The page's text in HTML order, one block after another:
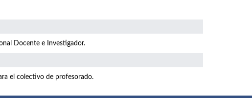
Docente e Investigador.
el colectivo de profesorado.